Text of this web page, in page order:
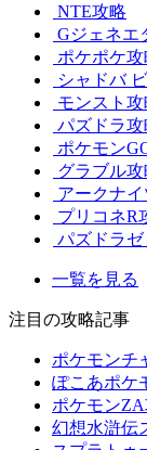
NTE攻略
Gジェネエ
ポケポケ攻
シャドバ
モンスト攻
パズドラ攻
ポケモン
グラブル攻
アークナ
プリコネR
パズドラゼ
一覧を見る
注目の攻略記事
ポケモンチ
ぽこあポケ
ポケモン
幻想水滸伝